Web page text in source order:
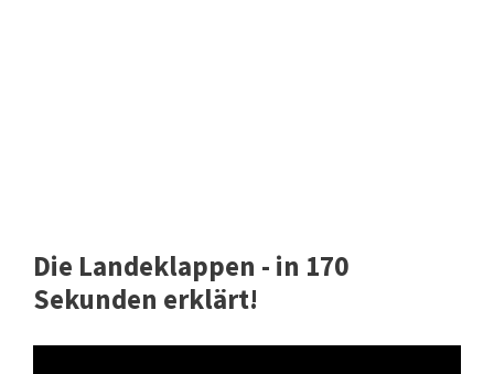
Die Landeklappen - in 170
Sekunden erklärt!